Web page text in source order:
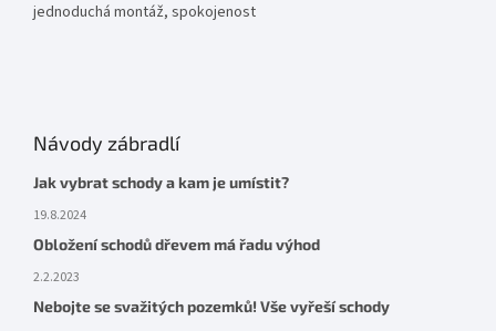
jednoduchá montáž, spokojenost
Návody zábradlí
Jak vybrat schody a kam je umístit?
19.8.2024
Obložení schodů dřevem má řadu výhod
2.2.2023
Nebojte se svažitých pozemků! Vše vyřeší schody